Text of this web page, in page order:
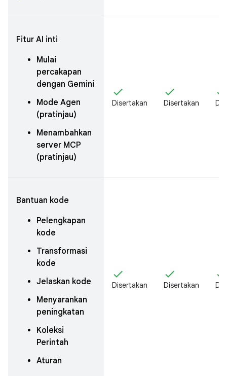
Fitur AI inti
Mulai
percakapan
dengan Gemini
Mode Agen
(pratinjau)
Menambahkan
server MCP
(pratinjau)
check
Disertakan
check
Disertakan
check
Bantuan kode
Pelengkapan
kode
Transformasi
kode
Jelaskan kode
Menyarankan
peningkatan
Koleksi
Perintah
Aturan
check
Disertakan
check
Disertakan
check